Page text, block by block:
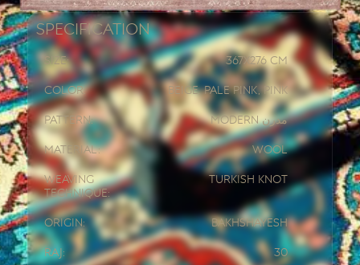
Specification
Size: 276 CM
367x
Color: Beige, Pale Pink, Pink
Pattern: Modern مدرن
Material: Wool
Weaving
Technique:
Turkish knot
Origin: Bakhshayesh
Raj: 30